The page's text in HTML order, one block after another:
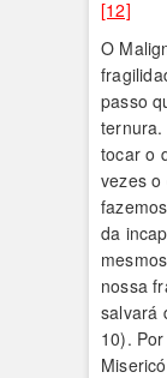
[12]
O
passo
tocar o
vezes
da
nossa
salvará
10).